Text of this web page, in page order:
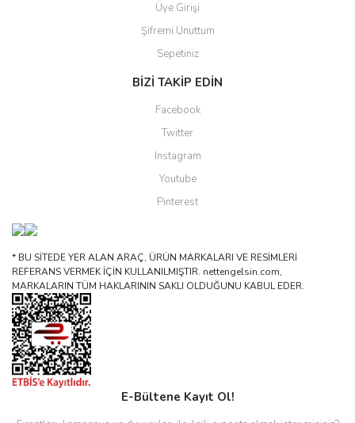
Üye Girişi
Şifremi Unuttum
Sepetiniz
BİZİ TAKİP EDİN
Facebook
Twitter
Instagram
Youtube
Pinterest
* BU SİTEDE YER ALAN ARAÇ, ÜRÜN MARKALARI VE RESİMLERİ
REFERANS VERMEK İÇİN KULLANILMIŞTIR. nettengelsin.com,
MARKALARIN TÜM HAKLARININ SAKLI OLDUĞUNU KABUL EDER.
E-Bültene Kayıt Ol!